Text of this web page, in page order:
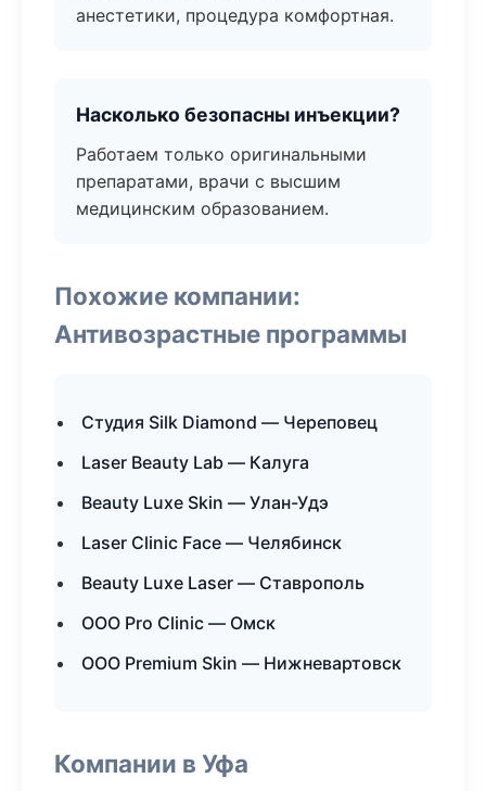
анестетики, процедура комфортная.
Насколько безопасны инъекции?
Работаем только оригинальными
препаратами, врачи с высшим
медицинским образованием.
Похожие компании:
Антивозрастные программы
Студия Silk Diamond — Череповец
Laser Beauty Lab — Калуга
Beauty Luxe Skin — Улан-Удэ
Laser Clinic Face — Челябинск
Beauty Luxe Laser — Ставрополь
ООО Pro Clinic — Омск
ООО Premium Skin — Нижневартовск
Компании в Уфа